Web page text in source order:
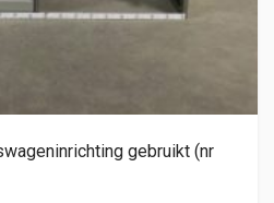
gebruikt (nr